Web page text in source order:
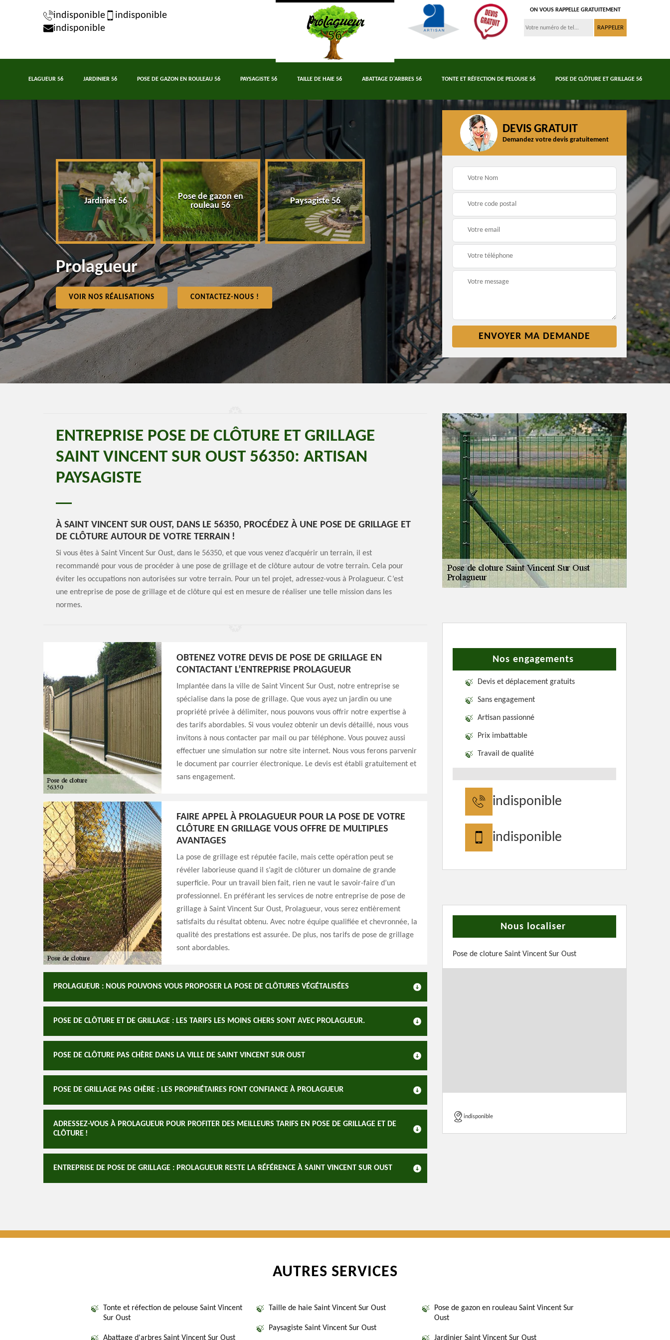
indisponible
indisponible
indisponible
ON VOUS RAPPELLE GRATUITEMENT
ELAGUEUR 56 JARDINIER 56 POSE DE GAZON EN ROULEAU 56 PAYSAGISTE 56 TAILLE DE HAIE 56 ABATTAGE D'ARBRES 56 TONTE ET RÉFECTION DE PELOUSE 56 POSE DE CLÔTURE ET GRILLAGE 56
Jardinier 56
Pose de gazon en
rouleau 56
Paysagiste 56 Taille de haie 56 Abattage d'arbres 56
Tonte et réfection de
pelouse 56
Prolagueur
VOIR NOS RÉALISATIONS CONTACTEZ-NOUS !
DEVIS GRATUIT
Demandez votre devis gratuitement
ENTREPRISE POSE DE CLÔTURE ET GRILLAGE
SAINT VINCENT SUR OUST 56350: ARTISAN
PAYSAGISTE
À SAINT VINCENT SUR OUST, DANS LE 56350, PROCÉDEZ À UNE POSE DE GRILLAGE ET
DE CLÔTURE AUTOUR DE VOTRE TERRAIN !
Si vous êtes à Saint Vincent Sur Oust, dans le 56350, et que vous venez d’acquérir un terrain, il est
recommandé pour vous de procéder à une pose de grillage et de clôture autour de votre terrain. Cela pour
éviter les occupations non autorisées sur votre terrain. Pour un tel projet, adressez-vous à Prolagueur. C’est
une entreprise de pose de grillage et de clôture qui est en mesure de réaliser une telle mission dans les
normes.
OBTENEZ VOTRE DEVIS DE POSE DE GRILLAGE EN
CONTACTANT L’ENTREPRISE PROLAGUEUR
Implantée dans la ville de Saint Vincent Sur Oust, notre entreprise se
spécialise dans la pose de grillage. Que vous ayez un jardin ou une
propriété privée à délimiter, nous pouvons vous offrir notre expertise à
des tarifs abordables. Si vous voulez obtenir un devis détaillé, nous vous
invitons à nous contacter par mail ou par téléphone. Vous pouvez aussi
effectuer une simulation sur notre site internet. Nous vous ferons parvenir
le document par courrier électronique. Le devis est établi gratuitement et
sans engagement.
FAIRE APPEL À PROLAGUEUR POUR LA POSE DE VOTRE
CLÔTURE EN GRILLAGE VOUS OFFRE DE MULTIPLES
AVANTAGES
La pose de grillage est réputée facile, mais cette opération peut se
révéler laborieuse quand il s’agit de clôturer un domaine de grande
superficie. Pour un travail bien fait, rien ne vaut le savoir-faire d’un
professionnel. En préférant les services de notre entreprise de pose de
grillage à Saint Vincent Sur Oust, Prolagueur, vous serez entièrement
satisfaits du résultat obtenu. Avec notre équipe qualifiée et chevronnée, la
qualité des prestations est assurée. De plus, nos tarifs de pose de grillage
sont abordables.
PROLAGUEUR : NOUS POUVONS VOUS PROPOSER LA POSE DE CLÔTURES VÉGÉTALISÉES
POSE DE CLÔTURE ET DE GRILLAGE : LES TARIFS LES MOINS CHERS SONT AVEC PROLAGUEUR.
POSE DE CLÔTURE PAS CHÈRE DANS LA VILLE DE SAINT VINCENT SUR OUST
POSE DE GRILLAGE PAS CHÈRE : LES PROPRIÉTAIRES FONT CONFIANCE À PROLAGUEUR
ADRESSEZ-VOUS À PROLAGUEUR POUR PROFITER DES MEILLEURS TARIFS EN POSE DE GRILLAGE ET DE
CLÔTURE !
ENTREPRISE DE POSE DE GRILLAGE : PROLAGUEUR RESTE LA RÉFÉRENCE À SAINT VINCENT SUR OUST
Nos engagements
Devis et déplacement gratuits
Sans engagement
Artisan passionné
Prix imbattable
Travail de qualité
indisponible
indisponible
Nous localiser
Pose de cloture Saint Vincent Sur Oust
indisponible
AUTRES SERVICES
Tonte et réfection de pelouse Saint Vincent
Sur Oust
Abattage d'arbres Saint Vincent Sur Oust
Taille de haie Saint Vincent Sur Oust
Paysagiste Saint Vincent Sur Oust
Pose de gazon en rouleau Saint Vincent Sur
Oust
Jardinier Saint Vincent Sur Oust